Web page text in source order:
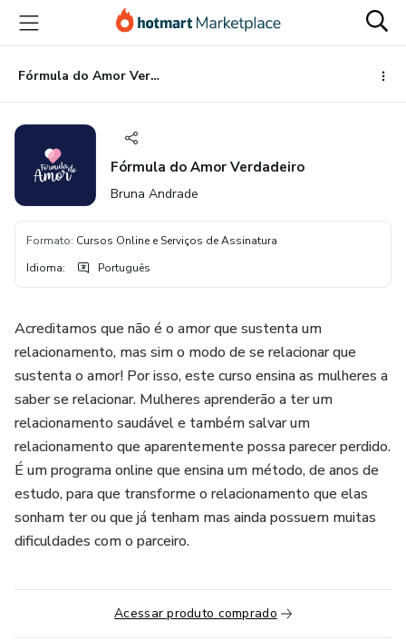
para
conteúdo
principal
para
pagamento
para
rodapé
Fórmula do Amor Verdadeiro
Fórmula do Amor Verdadeiro
Bruna Andrade
Formato: Cursos Online e Serviços de Assinatura
Idioma: Português
Acreditamos que não é o amor que sustenta um
relacionamento, mas sim o modo de se relacionar que
sustenta o amor! Por isso, este curso ensina as mulheres a
saber se relacionar. Mulheres aprenderão a ter um
relacionamento saudável e também salvar um
relacionamento que aparentemente possa parecer perdido.
É um programa online que ensina um método, de anos de
estudo, para que transforme o relacionamento que elas
sonham ter ou que já tenham mas ainda possuem muitas
dificuldades com o parceiro.
Acessar produto comprado